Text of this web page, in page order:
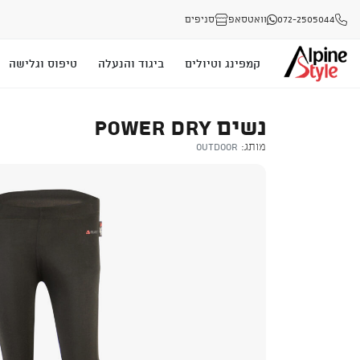
072-2505044 וואטסאפ סניפים
קמפינג וטיולים ביגוד והנעלה טיפוס וגלישה
נשים POWER DRY
מותג: Outdoor